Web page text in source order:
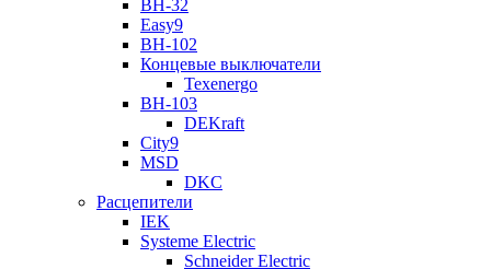
ВН-32
Easy9
ВН-102
Концевые выключатели
Texenergo
ВН-103
DEKraft
City9
MSD
DKC
Расцепители
IEK
Systeme Electric
Schneider Electric